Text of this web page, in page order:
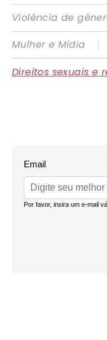
Violência de
Mulher e Mídia
|
Direitos sexuais e